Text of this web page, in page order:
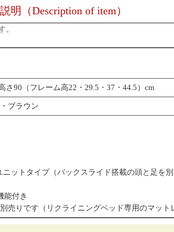
明（Description of item）
。
さ90（フレーム高22・29.5・37・44.5）cm
ブラウン
ニットタイプ（バックスライド搭載の頭と足を別
能付き
売りです（リクライニングベッド専用のマット